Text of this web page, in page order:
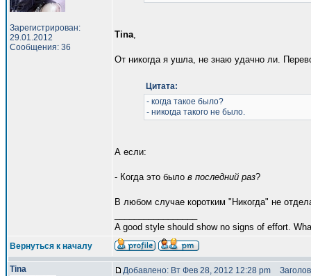
Зарегистрирован:
29.01.2012
Сообщения: 36
Tina,
От никогда я ушла, не знаю удачно ли.
Цитата:
- когда такое было?
- никогда такого не было.
А если:
- Когда это было в последний раз?
В любом случае коротким "Никогда" не
A good style should show no signs of effort.
Вернуться к началу
Tina Добавлено: Вт Фев 28, 2012 12:28 pm